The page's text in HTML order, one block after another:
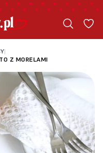
|
Z MORELAMI